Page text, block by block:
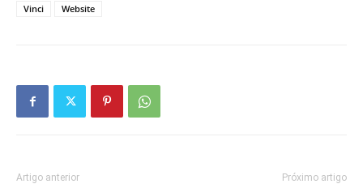
Vinci
Website
Artigo anterior Próximo artigo